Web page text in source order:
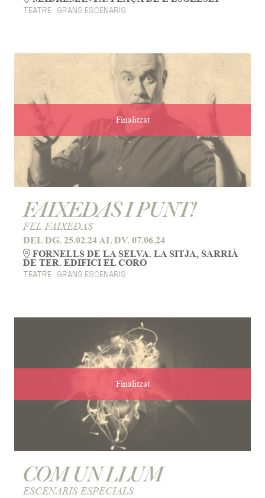
TEATRE GRANS ESCENARIS
Finalitzat
FAIXEDAS I PUNT!
FEL FAIXEDAS
DEL DG. 25.02.24AL DV. 07.06.24
FORNELLS DE LA SELVA. LA SITJA, SARRIÀ
DE TER. EDIFICI EL CORO
TEATRE GRANS ESCENARIS
Finalitzat
COM UN LLUM
ESCENARIS ESPECIALS